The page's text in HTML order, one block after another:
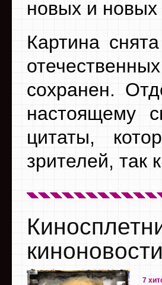
новых и новых
Картина
сохранен.
настоящему
цитаты,
зрителей, так
киноновости
7